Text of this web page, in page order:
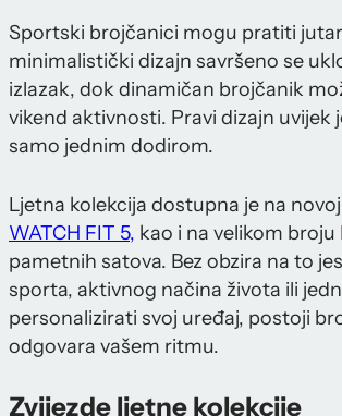
Sportski brojčanici mogu pratiti
minimalistički dizajn savršeno se
izlazak, dok dinamičan brojčanik
vikend aktivnosti. Pravi dizajn uvijek
samo jednim dodirom.
Ljetna kolekcija dostupna je na
WATCH FIT 5, kao i na velikom broju
pametnih satova. Bez obzira na to
sporta, aktivnog načina života ili
personalizirati svoj uređaj, postoji
odgovara vašem ritmu.
Zvijezde ljetne kolekcije